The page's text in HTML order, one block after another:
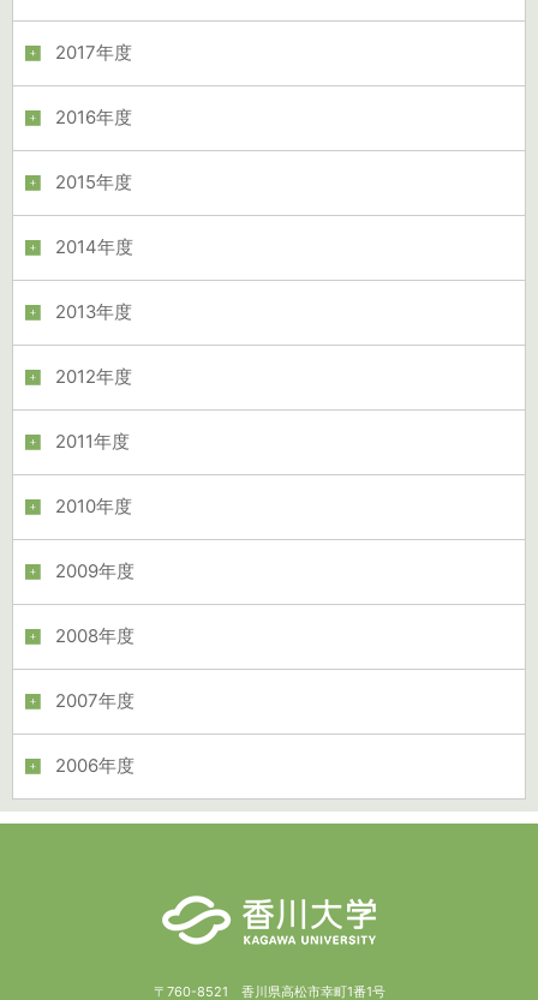
2017年度
2016年度
2015年度
2014年度
2013年度
2012年度
2011年度
2010年度
2009年度
2008年度
2007年度
2006年度
〒760-8521 香川県高松市幸町1番1号